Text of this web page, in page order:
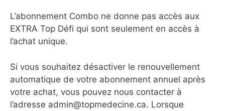
L’abonnement Combo ne donne pas accès aux
EXTRA Top Défi qui sont seulement en accès à
l’achat unique.
Si vous souhaitez désactiver le renouvellement
automatique de votre abonnement annuel après
votre achat, vous pouvez nous contacter à
l’adresse admin@topmedecine.ca. Lorsque